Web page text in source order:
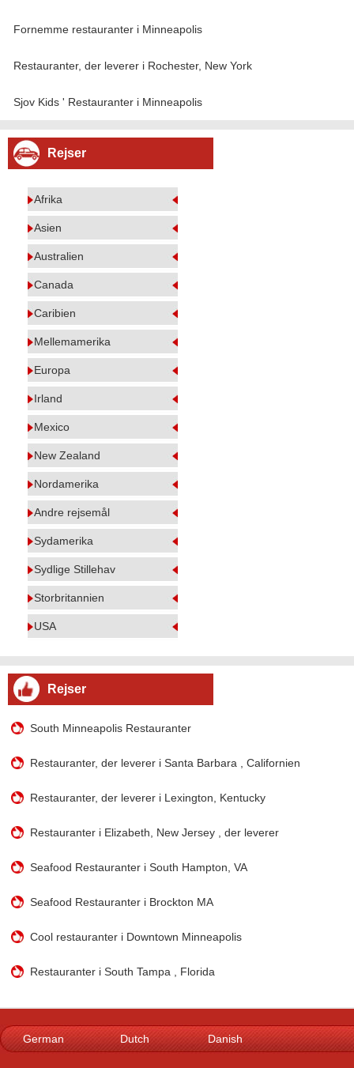
Fornemme restauranter i Minneapolis
Restauranter, der leverer i Rochester, New York
Sjov Kids ' Restauranter i Minneapolis
Rejser
Afrika
Asien
Australien
Canada
Caribien
Mellemamerika
Europa
Irland
Mexico
New Zealand
Nordamerika
Andre rejsemål
Sydamerika
Sydlige Stillehav
Storbritannien
USA
Rejser
South Minneapolis Restauranter
Restauranter, der leverer i Santa Barbara , Californien
Restauranter, der leverer i Lexington, Kentucky
Restauranter i Elizabeth, New Jersey , der leverer
Seafood Restauranter i South Hampton, VA
Seafood Restauranter i Brockton MA
Cool restauranter i Downtown Minneapolis
Restauranter i South Tampa , Florida
German Dutch Danish